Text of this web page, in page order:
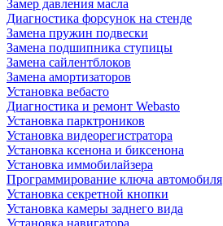
Замер давления масла
Диагностика форсунок на стенде
Замена пружин подвески
Замена подшипника ступицы
Замена сайлентблоков
Замена амортизаторов
Установка вебасто
Диагностика и ремонт Webasto
Установка парктроников
Установка видеорегистратора
Установка ксенона и биксенона
Установка иммобилайзера
Программирование ключа автомобиля
Установка секретной кнопки
Установка камеры заднего вида
Установка навигатора